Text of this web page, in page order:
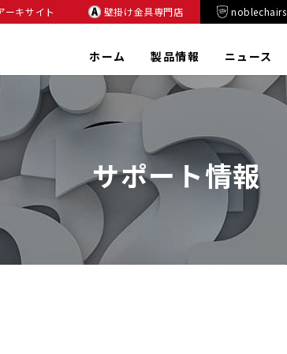
ーキサイト 壁掛け金具専門店 noblechairs
ホーム 製品情報 ニュース
サポート情報